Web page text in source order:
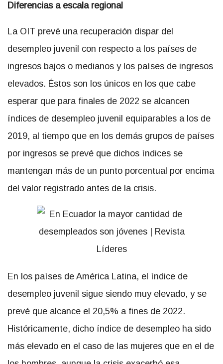
Diferencias a escala regional
La OIT prevé una recuperación dispar del
desempleo juvenil con respecto a los países de
ingresos bajos o medianos y los países de ingresos
elevados. Éstos son los únicos en los que cabe
esperar que para finales de 2022 se alcancen
índices de desempleo juvenil equiparables a los de
2019, al tiempo que en los demás grupos de países
por ingresos se prevé que dichos índices se
mantengan más de un punto porcentual por encima
del valor registrado antes de la crisis.
En los países de América Latina, el índice de
desempleo juvenil sigue siendo muy elevado, y se
prevé que alcance el 20,5% a fines de 2022.
Históricamente, dicho índice de desempleo ha sido
más elevado en el caso de las mujeres que en el de